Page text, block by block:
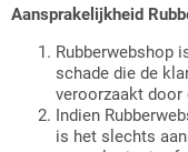
Aansprakelijkheid
Rubberwebshop
schade die de
veroorzaakt
Indien
is het slechts